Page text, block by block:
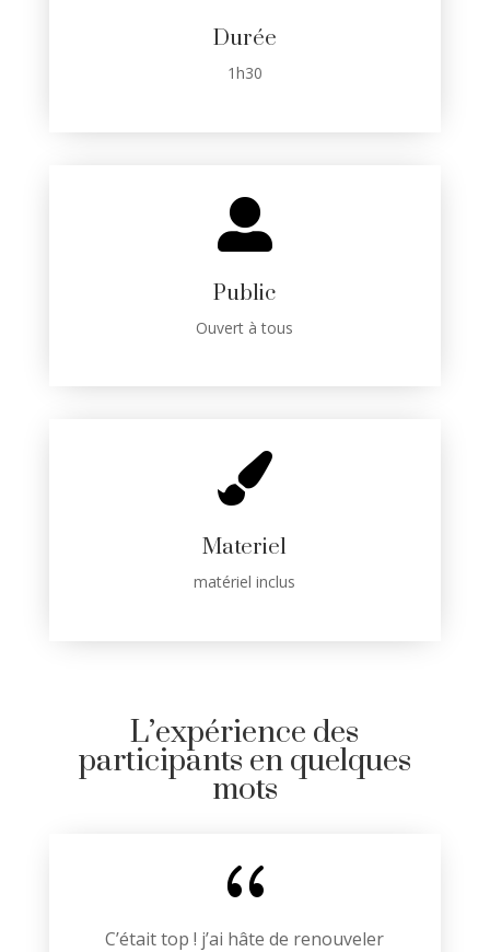
Durée
1h30

Public
Ouvert à tous

Materiel
matériel inclus
L’expérience des
participants en quelques
mots
{
On a passé une super soirée, à refaire